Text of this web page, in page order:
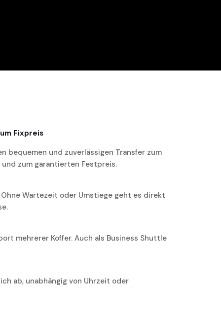
Fixpreis
bequemen und zuverlässigen Transfer zum
zum garantierten Festpreis.
Wartezeit oder Umstiege geht es direkt
mehrerer Koffer. Auch als Business Shuttle
ab, unabhängig von Uhrzeit oder